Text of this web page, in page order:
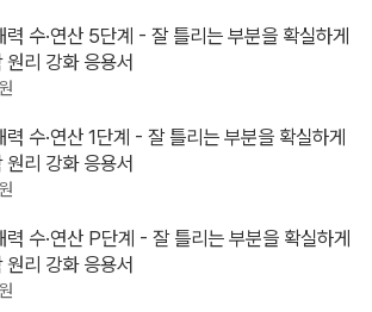
수·연산 5단계 - 잘 틀리는 부분을 확실하게
리 강화 응용서
원
수·연산 1단계 - 잘 틀리는 부분을 확실하게
리 강화 응용서
원
수·연산 P단계 - 잘 틀리는 부분을 확실하게
리 강화 응용서
원